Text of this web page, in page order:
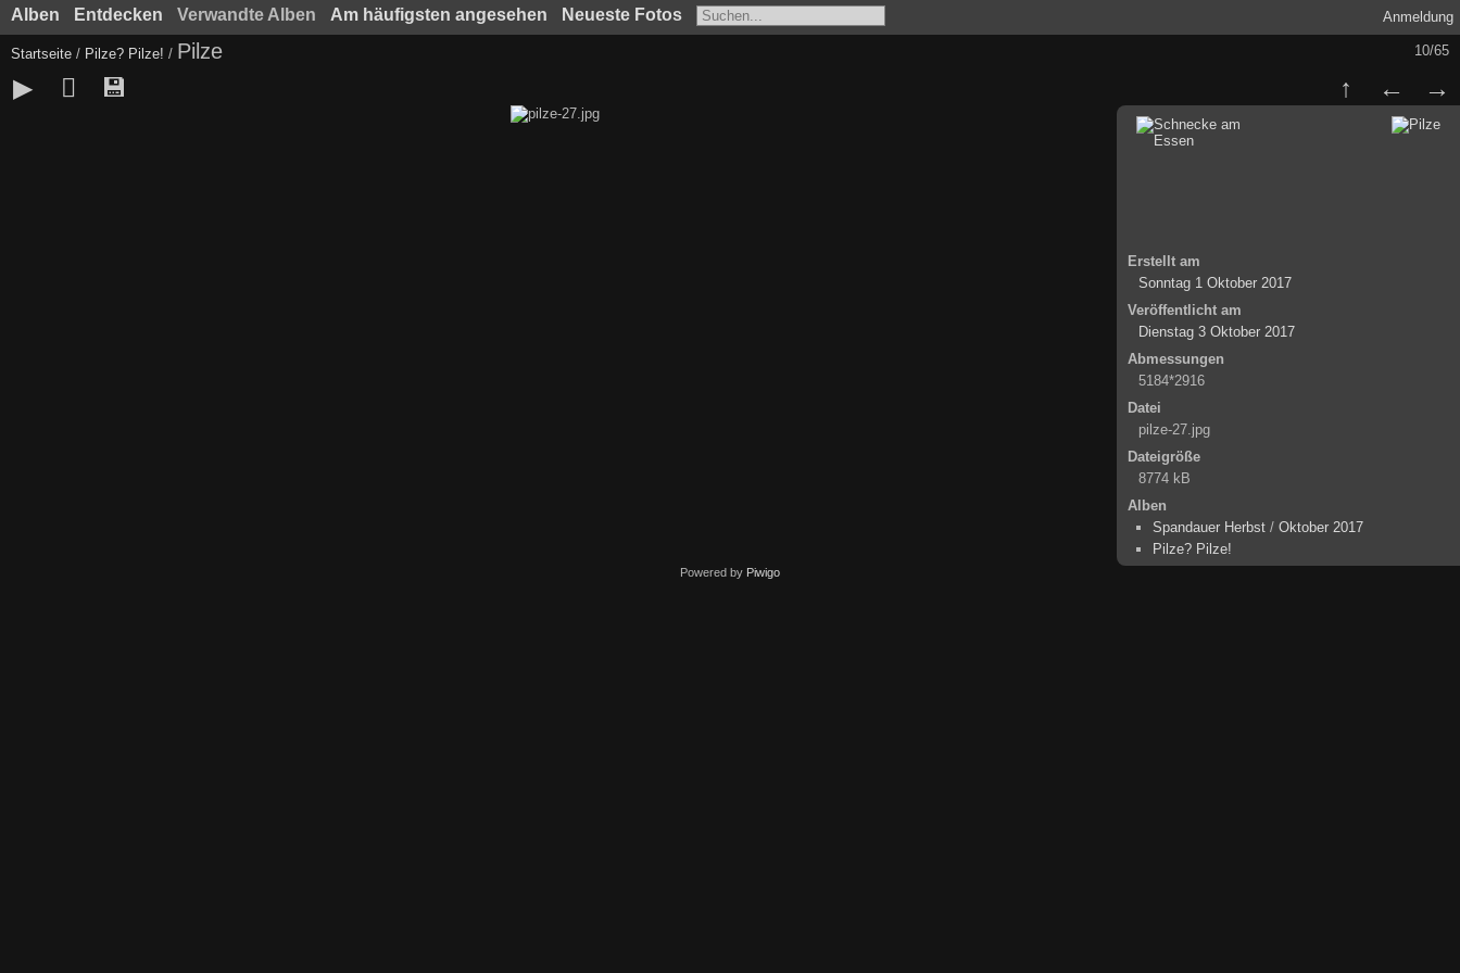
Alben Entdecken Verwandte Alben Am häufigsten angesehen Neueste Fotos Anmeldung
10/65
Startseite / Pilze? Pilze! / Pilze
Erstellt am
Sonntag 1 Oktober 2017
Veröffentlicht am
Dienstag 3 Oktober 2017
Abmessungen
5184*2916
Datei
pilze-27.jpg
Dateigröße
8774 kB
Alben
Spandauer Herbst /Oktober 2017
Pilze? Pilze!
Powered by Piwigo